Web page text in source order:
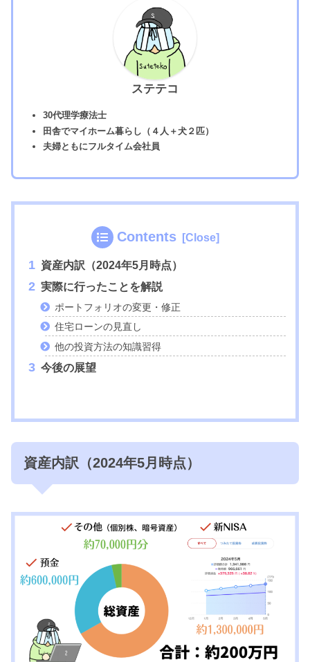
ステテコ
30代理学療法士
田舎でマイホーム暮らし（４人＋犬２匹）
夫婦ともにフルタイム会社員
Contents
資産内訳（2024年5月時点）
実際に行ったことを解説
ポートフォリオの変更・修正
住宅ローンの見直し
他の投資方法の知識習得
今後の展望
資産内訳（2024年5月時点）